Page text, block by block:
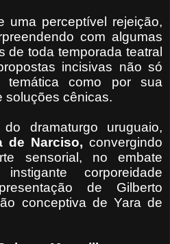
uma perceptível rejeição,
com algumas
de toda temporada teatral
incisivas não só
temática como por sua
soluções cênicas.
do dramaturgo uruguaio,
de Narciso, convergindo
sensorial, no embate
corporeidade
de Gilberto
conceptiva de Yara de